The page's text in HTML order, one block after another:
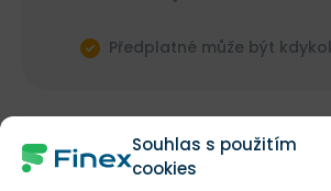
Souhlas s použitím
cookies
Předplatné může být
Líbil se vám tento